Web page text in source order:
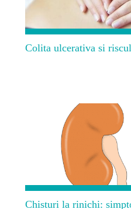
Colita ulcerativa si
Chisturi la rinichi: